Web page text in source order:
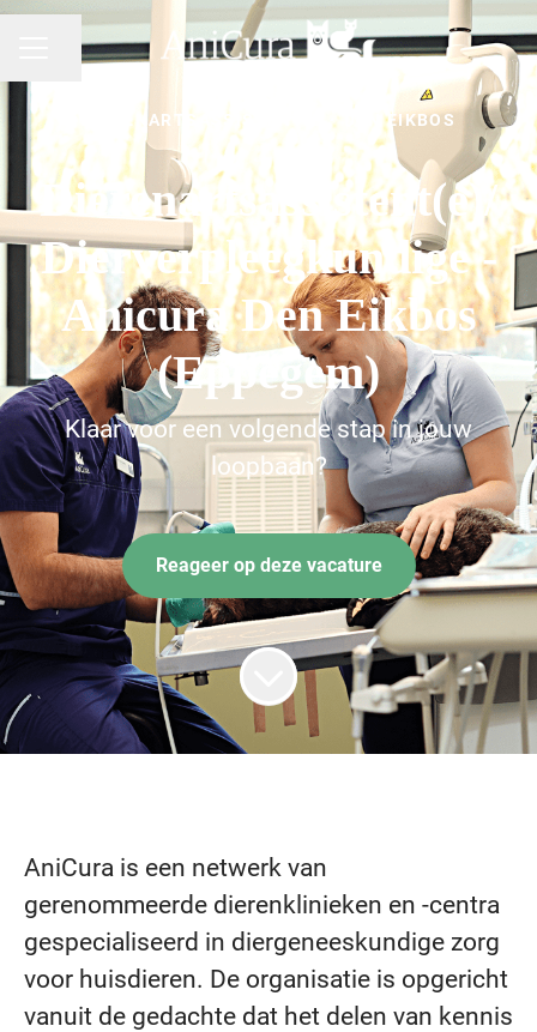
CARRIÈREMENU
Pagina delen
DIERENARTSASSISTENTIE · DEN EIKBOS
Dierenartsassistent(e)/
Dierverpleegkundige -
Anicura Den Eikbos
(Eppegem)
Klaar voor een volgende stap in jouw
loopbaan?
Reageer op deze vacature
AniCura is een netwerk van
gerenommeerde dierenklinieken en -centra
gespecialiseerd in diergeneeskundige zorg
voor huisdieren. De organisatie is opgericht
vanuit de gedachte dat het delen van kennis